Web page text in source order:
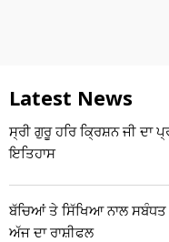
Latest News
ਸ੍ਰੀ ਗੁਰੂ ਹਰਿ ਕ੍ਰਿਸ਼ਨ ਜੀ ਦਾ
ਇਤਿਹਾਸ
ਬੱਚਿਆਂ ਤੇ ਸਿੱਖਿਆ ਨਾਲ ਸਬੰਧਤ
ਅੱਜ ਦਾ ਰਾਸ਼ੀਫਲ